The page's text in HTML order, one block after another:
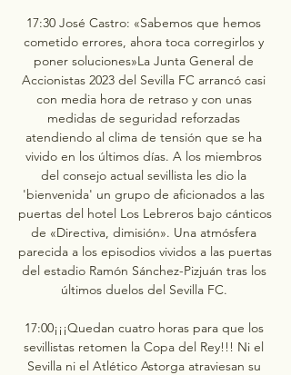
17:30 José Castro: «Sabemos que hemos
cometido errores, ahora toca corregirlos y
poner soluciones»La Junta General de
Accionistas 2023 del Sevilla FC arrancó casi
con media hora de retraso y con unas
medidas de seguridad reforzadas
atendiendo al clima de tensión que se ha
vivido en los últimos días. A los miembros
del consejo actual sevillista les dio la
'bienvenida' un grupo de aficionados a las
puertas del hotel Los Lebreros bajo cánticos
de «Directiva, dimisión». Una atmósfera
parecida a los episodios vividos a las puertas
del estadio Ramón Sánchez-Pizjuán tras los
últimos duelos del Sevilla FC.
17:00¡¡¡Quedan cuatro horas para que los
sevillistas retomen la Copa del Rey!!! Ni el
Sevilla ni el Atlético Astorga atraviesan su